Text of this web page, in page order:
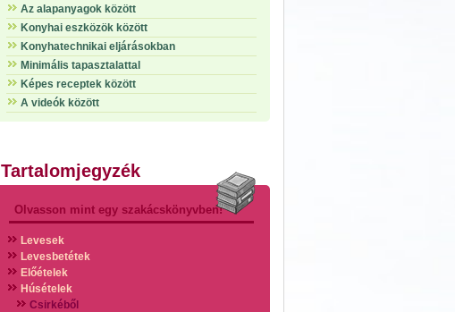
Az alapanyagok között
Konyhai eszközök között
Konyhatechnikai eljárásokban
Minimális tapasztalattal
Képes receptek között
A videók között
Tartalomjegyzék
Olvasson mint egy szakácskönyvben!
Levesek
Levesbetétek
Előételek
Húsételek
Csirkéből